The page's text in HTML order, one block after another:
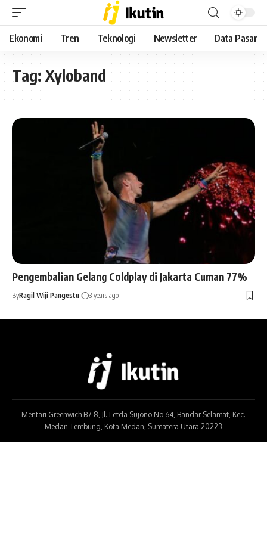
Ekonomi Tren Teknologi Newsletter Data Pasar
Tag: Xyloband
Pengembalian Gelang Coldplay di Jakarta Cuman 77%
ByRagil Wiji Pangestu 3 years ago
Mentari Greenwich B7-8, Jl. Letda Sujono No.64, Bandar Selamat, Kec.
Medan Tembung, Kota Medan, Sumatera Utara 20223